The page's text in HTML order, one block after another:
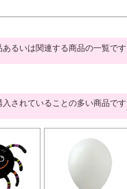
るいは関連する商品の一覧です
入されていることの多い商品です